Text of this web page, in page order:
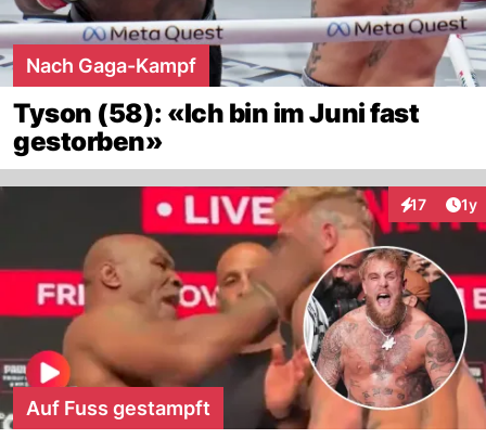
Nach Gaga-Kampf
Tyson (58): «Ich bin im Juni fast
gestorben»
17 1y
Auf Fuss gestampft